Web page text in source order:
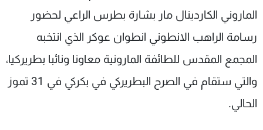
الماروني الكاردينال مار بشارة بطرس الراعي لحضور
رسامة الراهب الانطوني انطوان عوكر الذي انتخبه
المجمع المقدس للطائفة المارونية معاونا ونائبا بطريركيا،
والتي ستقام في الصرح البطريركي في بكركي في 31 تموز
الحالي.